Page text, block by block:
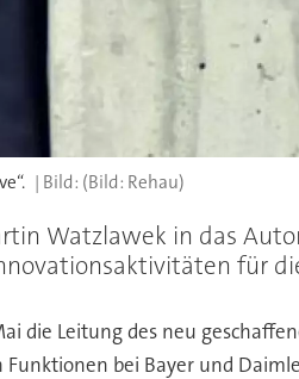
(Bild: Rehau)
Watzlawek in das
für
die Leitung des neu
bei Bayer und